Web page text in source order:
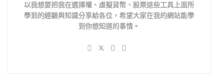
以我想要把我在選擇權、虛擬貨幣、股票這些工具上面所
學到的經驗與知識分享給各位，希望大家在我的網站能學
到你想知道的事情。